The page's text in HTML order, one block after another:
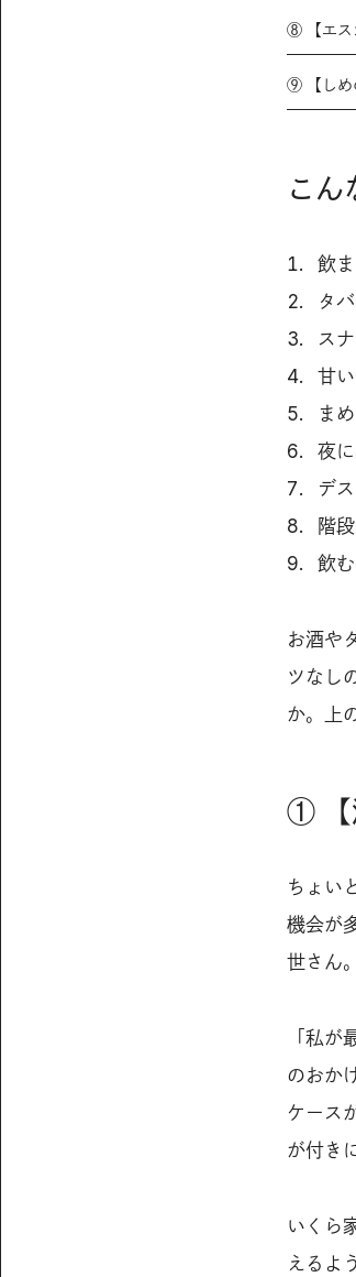
⑧ 【エス
⑨ 【しめ
こん
飲
タ
ス
甘
ま
夜
デ
階
飲
お酒や
ツなし
か。上
① 【
ちょい
機会が
世さん。
「私
のおか
ケース
が付き
いくら
えるよ